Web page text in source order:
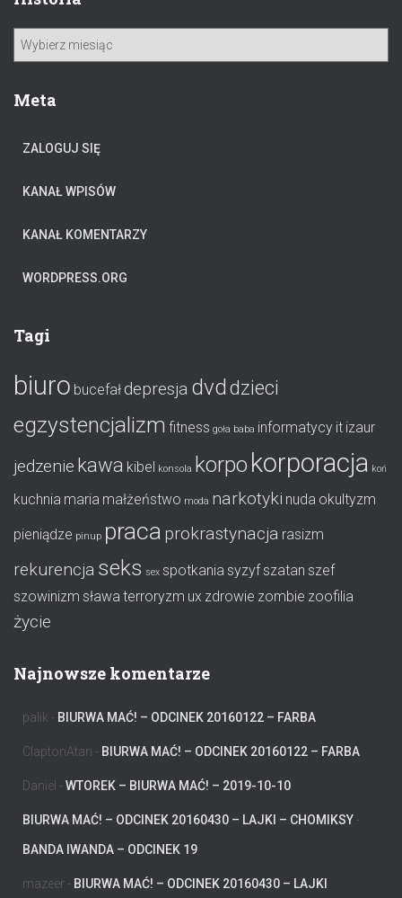
j
:
H
tMeta
ZALOGUJ SIĘ
KANAŁ WPISÓW
KANAŁ KOMENTARZY
WORDPRESS.ORG
Tagi
biuro bucefał depresja dvddzieci
egzystencjalizm fitness goła baba informatycy it izaur
jedzenie kawa kibel konsola korpo korporacja koń
kuchnia maria małżeństwo moda narkotyki nuda okultyzm
pieniądze pinup praca prokrastynacja rasizm
rekurencja seks sex spotkania syzyf szatan szef
szowinizm sława terroryzm ux zdrowie zombie zoofilia
życie
Najnowsze komentarze
palik - BIURWA MAĆ! – ODCINEK 20160122 – FARBA
ClaptonAtari - BIURWA MAĆ! – ODCINEK 20160122 – FARBA
Daniel - WTOREK – BIURWA MAĆ! – 2019-10-10
BIURWA MAĆ! – ODCINEK 20160430 – LAJKI – CHOMIKSY -
BANDA IWANDA – ODCINEK 19
mazeer - BIURWA MAĆ! – ODCINEK 20160430 – LAJKI